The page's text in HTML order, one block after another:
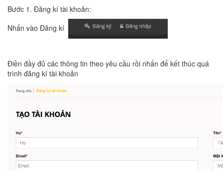
Bước 1. Đăng kí tài khoản:
Nhấn vào Đăng kí
Điền đầy đủ các thông tin theo yêu cầu rồi nhấn để kết thúc quá
trình đăng kí tài khoản